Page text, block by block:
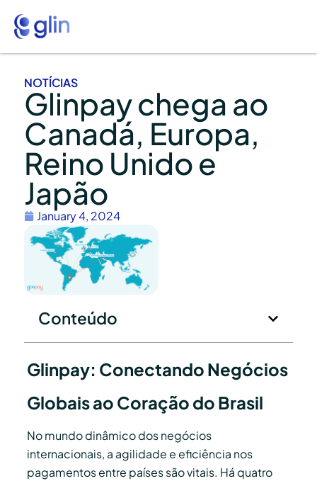
NOTÍCIAS
Glinpay chega ao
Canadá, Europa,
Reino Unido e
Japão
January 4, 2024
Conteúdo
Glinpay: Conectando Negócios
Globais ao Coração do Brasil
No mundo dinâmico dos negócios
internacionais, a agilidade e eficiência nos
pagamentos entre países são vitais. Há quatro